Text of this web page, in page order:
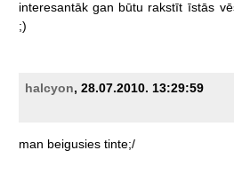
interesantāk gan būtu rakstīt īstās
;)
halcyon, 28.07.2010. 13:29:59
man beigusies tinte;/